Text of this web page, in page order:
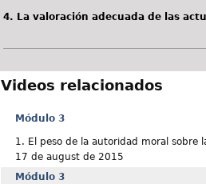
4. La valoración adecuada de las
Videos relacionados
Módulo 3
1. El peso de la autoridad moral sobre
17 de august de 2015
Módulo 3